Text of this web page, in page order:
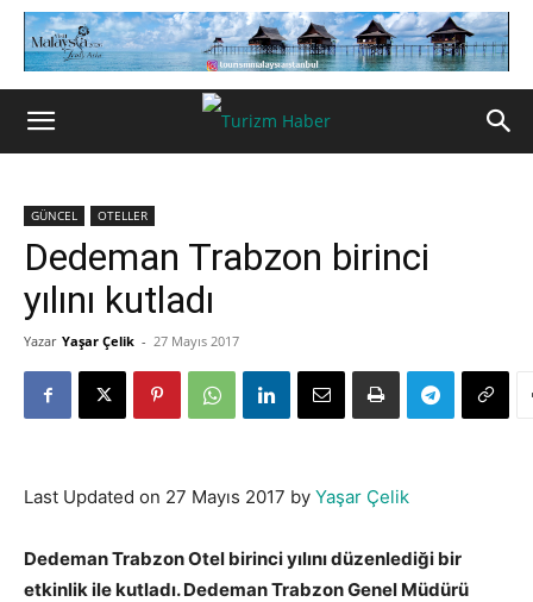
GÜNCEL OTELLER
Dedeman Trabzon birinci
yılını kutladı
Yazar Yaşar Çelik - 27 Mayıs 2017
Last Updated on 27 Mayıs 2017 by Yaşar Çelik
Dedeman Trabzon Otel birinci yılını düzenlediği bir
etkinlik ile kutladı. Dedeman Trabzon Genel Müdürü